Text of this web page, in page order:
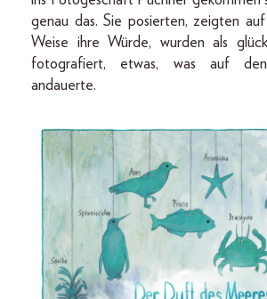
genau das. Sie posierten, zeigten
Weise ihre Würde, wurden als
fotografiert, etwas, was auf
andauerte.